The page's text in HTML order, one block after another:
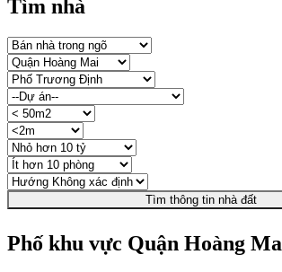
Tìm nhà
Tìm thông tin nhà đất
Phố khu vực Quận Hoàng